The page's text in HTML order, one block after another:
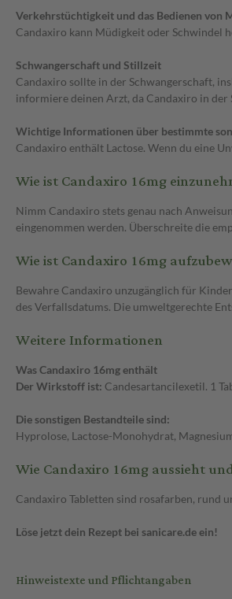
Verkehrstüchtigkeit und das Bedienen von
Candaxiro kann Müdigkeit oder Schwindel
Schwangerschaft und Stillzeit
Candaxiro sollte in der Schwangerschaft,
informiere deinen Arzt, da Candaxiro in
Wichtige Informationen über bestimmte
Candaxiro enthält Lactose. Wenn du eine
Wie ist Candaxiro 16mg
Nimm Candaxiro stets genau nach
eingenommen werden. Überschreite die
Wie ist Candaxiro 16mg
Bewahre Candaxiro unzugänglich für
des Verfallsdatums. Die umweltgerechte
Weitere Informationen
Was Candaxiro 16mg enthält
Der Wirkstoff ist: Candesartancilexetil. 1
Die sonstigen Bestandteile sind:
Hyprolose, Lactose-Monohydrat,
Wie Candaxiro 16mg aussieht
Candaxiro Tabletten sind rosafarben, rund
Löse jetzt dein Rezept bei sanicare.de ein!
Hinweistexte und Pflichtangaben